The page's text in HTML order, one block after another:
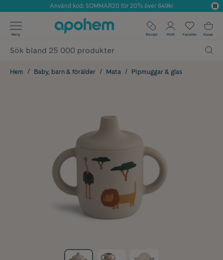
Årets Butik 2025 inom Skönhet
Använd kod: SOMMAR20 för 20% över 649kr
✓ Fri frakt
✓ Poäng på alla köp*
Meny Recept Profil Favoriter Kassa
Hem Baby, barn & förälder Mata Pipmuggar & glas